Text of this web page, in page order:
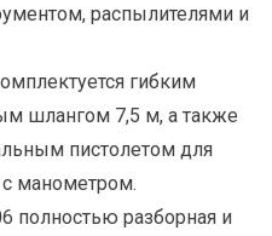
распылителями и
гибким
шлангом 7,5 м, а также
пистолетом для
манометром.
полностью разборная и